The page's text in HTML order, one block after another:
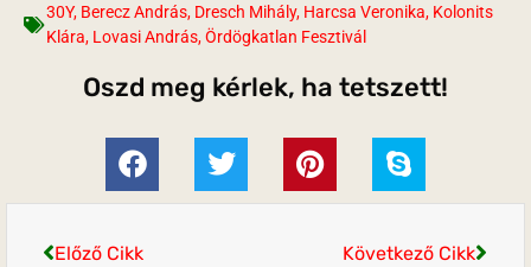
30Y, Berecz András, Dresch Mihály, Harcsa Veronika, Kolonits
Klára, Lovasi András,Ördögkatlan Fesztivál
Oszd meg kérlek, ha tetszett!
Előző Cikk Következő Cikk